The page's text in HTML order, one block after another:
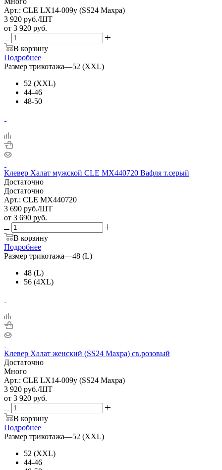
Арт.: CLE LX14-009у (SS24 Махра)
3 920 руб./ШТ
от 3 920 руб.
В корзину
Подробнее
Размер трикотажа—52 (XXL)
52 (XXL)
44-46
48-50
Клевер Халат мужской CLE MX440720 Вафля т.серый
Достаточно
Достаточно
Арт.: CLE MX440720
3 690 руб./ШТ
от 3 690 руб.
В корзину
Подробнее
Размер трикотажа—48 (L)
48 (L)
56 (4XL)
Клевер Халат женский (SS24 Махра) св.розовый
Достаточно
Много
Арт.: CLE LX14-009у (SS24 Махра)
3 920 руб./ШТ
от 3 920 руб.
В корзину
Подробнее
Размер трикотажа—52 (XXL)
52 (XXL)
44-46